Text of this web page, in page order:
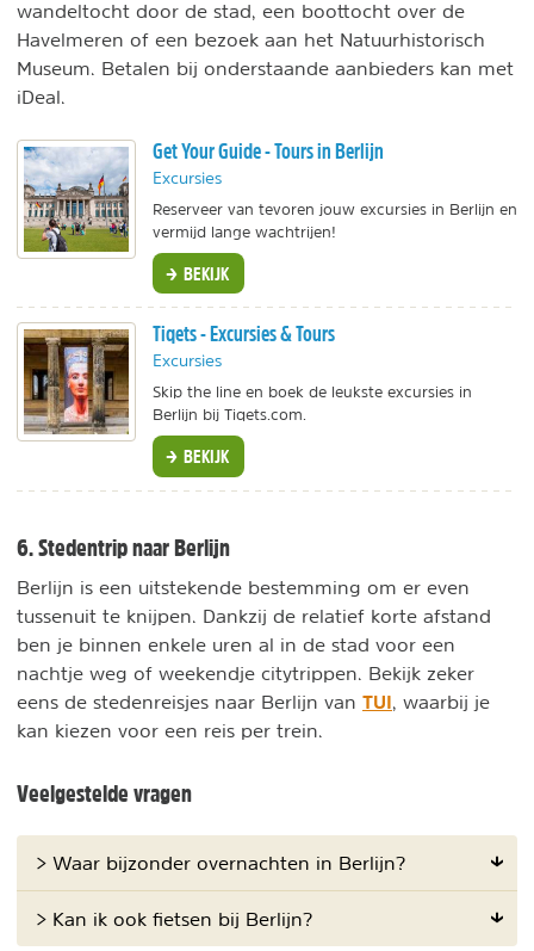
wandeltocht door de stad, een boottocht over de
Havelmeren of een bezoek aan het Natuurhistorisch
Museum. Betalen bij onderstaande aanbieders kan met
iDeal.
Get Your Guide - Tours in Berlijn
Excursies
Reserveer van tevoren jouw excursies in Berlijn en
vermijd lange wachtrijen!
BEKIJK
Tiqets - Excursies & Tours
Excursies
Skip the line en boek de leukste excursies in
Berlijn bij Tiqets.com.
BEKIJK
6. Stedentrip naar Berlijn
Berlijn is een uitstekende bestemming om er even
tussenuit te knijpen. Dankzij de relatief korte afstand
ben je binnen enkele uren al in de stad voor een
nachtje weg of weekendje citytrippen. Bekijk zeker
eens de stedenreisjes naar Berlijn van TUI , waarbij je
kan kiezen voor een reis per trein.
Veelgestelde vragen
> Waar bijzonder overnachten in Berlijn?
> Kan ik ook fietsen bij Berlijn?